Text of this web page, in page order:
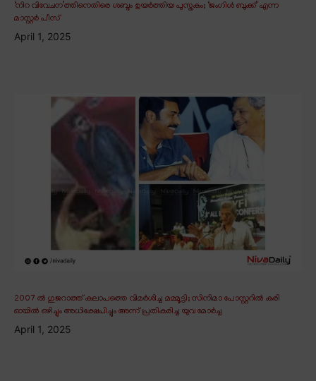
‘നിറ വിവേചന’ത്തിനെതിരെ ശബ്ദം ഉയർത്തിയ പുസ്തകം; ‘ജംഗിൾ ബുക്ക്’ എന്ന
മാസ്റ്റർ പീസ്
April 1, 2025
2007 ൽ ഗുജറാത്ത് കലാപത്തെ വിമർശിച്ച മമ്മൂട്ടി; സിനിമാ പോസ്റ്ററിൽ കരി
ഓയിൽ ഒഴിച്ചും അധിക്ഷേപിച്ചും അന്ന് പ്രതികരിച്ച യുവ മോർച്ച
April 1, 2025